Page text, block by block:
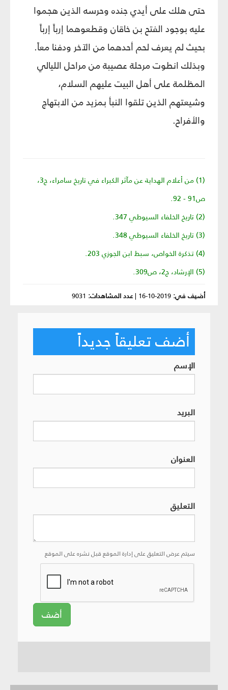
حتى هلك على أيدي جنده وحرسه الذين هجموا
عليه بوجود الفتح بن خاقان وقطعوهما إرباً إرباً
بحيث لم يعرف لحم أحدهما من الآخر ودفنا معاً.
وبذلك انطوت مرحلة عصيبة من مراحل الليالي
المظلمة على أهل البيت عليهم السلام،
وشيعتهم الذين تلقوا النبأ بمزيد من الابتهاج
والأفراح.
(1) من أعلام الهداية عن مآثر الكبراء في تاريخ سامراء، ج3،
ص91 - 92.
(2) تاريخ الخلفاء السيوطي 347.
(3) تاريخ الخلفاء السيوطي 348.
(4) تذكرة الخواص، سبط ابن الجوزي 203.
(5) الإرشاد، ج2، ص309.
أضيف في: 2019-10-16
|عدد المشاهدات: 9031
أضف تعليقاً جديداً
الإسم
البريد
العنوان
التعليق
سيتم عرض التعليق على إدارة الموقع قبل نشره على الموقع
أضف